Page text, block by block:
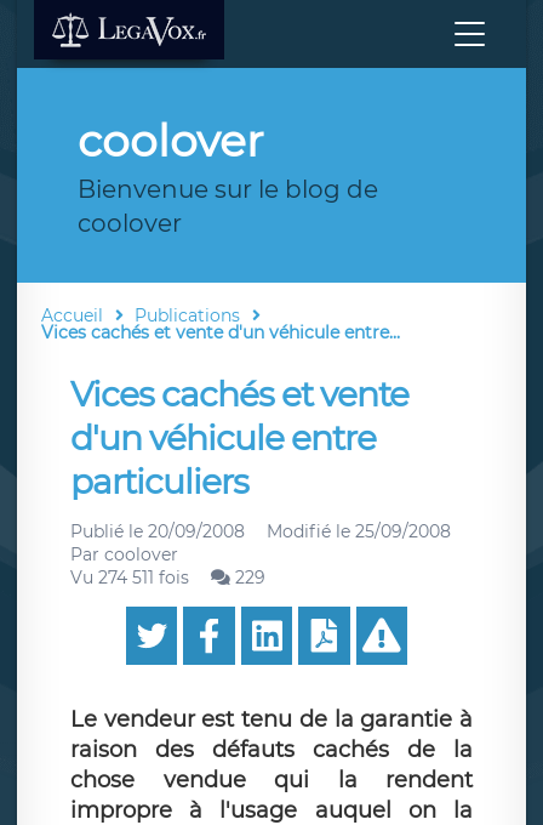
coolover
Bienvenue sur le blog de
coolover
Accueil Publications
Vices cachés et vente d'un véhicule entre...
Vices cachés et vente
d'un véhicule entre
particuliers
Publié le 20/09/2008 Modifié le 25/09/2008
Par coolover
Vu 274 511 fois
229
Le vendeur est tenu de la garantie à
raison des défauts cachés de la
chose vendue qui la rendent
impropre à l'usage auquel on la